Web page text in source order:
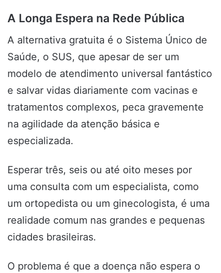
A Longa Espera na Rede Pública
A alternativa gratuita é o Sistema Único de
Saúde, o SUS, que apesar de ser um
modelo de atendimento universal fantástico
e salvar vidas diariamente com vacinas e
tratamentos complexos, peca gravemente
na agilidade da atenção básica e
especializada.
Esperar três, seis ou até oito meses por
uma consulta com um especialista, como
um ortopedista ou um ginecologista, é uma
realidade comum nas grandes e pequenas
cidades brasileiras.
O problema é que a doença não espera o